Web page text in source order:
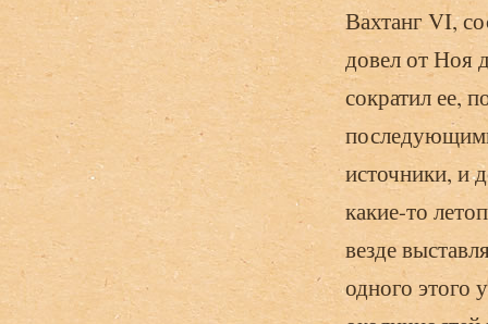
Вахтанг VI,
довел от Ноя
сократил ее,
источники, и
какие-то
везде
одного этого